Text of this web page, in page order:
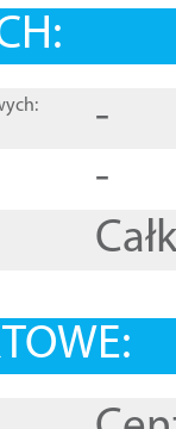
-
-